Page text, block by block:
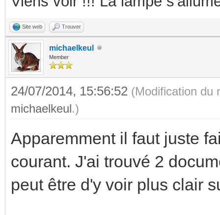
Site web Trouver
michaelkeul
Member
24/07/2014, 15:56:52 (Modification du
michaelkeul.)
Apparemment il faut juste
courant. J'ai trouvé 2
peut être d'y voir plus clair